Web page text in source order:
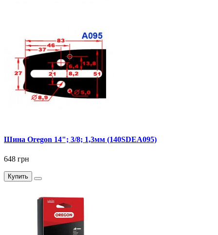
Шина Oregon 14"; 3/8; 1,3мм (140SDEA095)
648 грн
Купить